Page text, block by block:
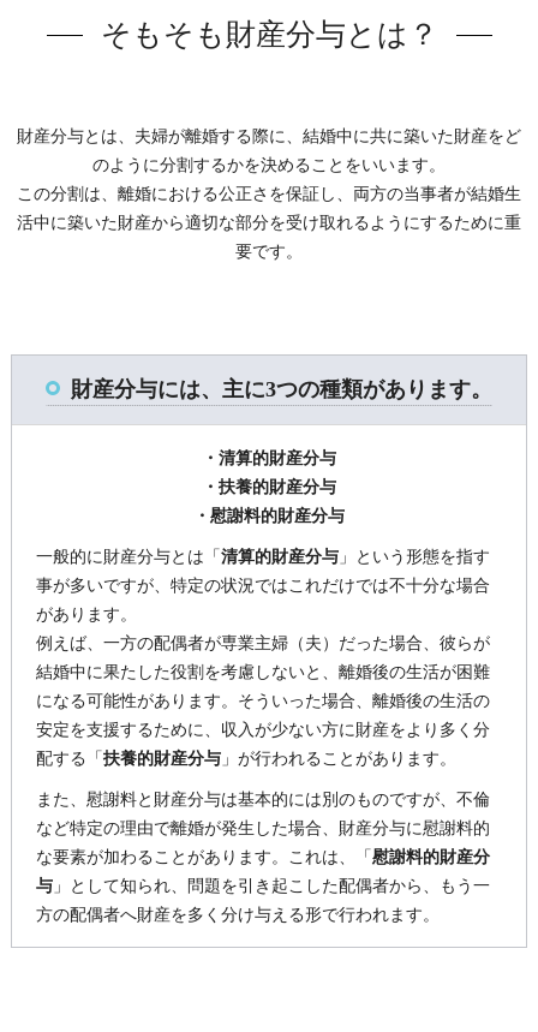
そもそも財産分与とは？
財産分与とは、夫婦が離婚する際に、結婚中に共に築いた財産をど
のように分割するかを決めることをいいます。
この分割は、離婚における公正さを保証し、両方の当事者が結婚生
活中に築いた財産から適切な部分を受け取れるようにするために重
要です。
財産分与には、主に3つの種類があります。
・清算的財産分与
・扶養的財産分与
・慰謝料的財産分与
一般的に財産分与とは「清算的財産分与」という形態を指す
事が多いですが、特定の状況ではこれだけでは不十分な場合
があります。
例えば、一方の配偶者が専業主婦（夫）だった場合、彼らが
結婚中に果たした役割を考慮しないと、離婚後の生活が困難
になる可能性があります。そういった場合、離婚後の生活の
安定を支援するために、収入が少ない方に財産をより多く分
配する「扶養的財産分与」が行われることがあります。
また、慰謝料と財産分与は基本的には別のものですが、不倫
など特定の理由で離婚が発生した場合、財産分与に慰謝料的
な要素が加わることがあります。これは、「慰謝料的財産分
与」として知られ、問題を引き起こした配偶者から、もう一
方の配偶者へ財産を多く分け与える形で行われます。